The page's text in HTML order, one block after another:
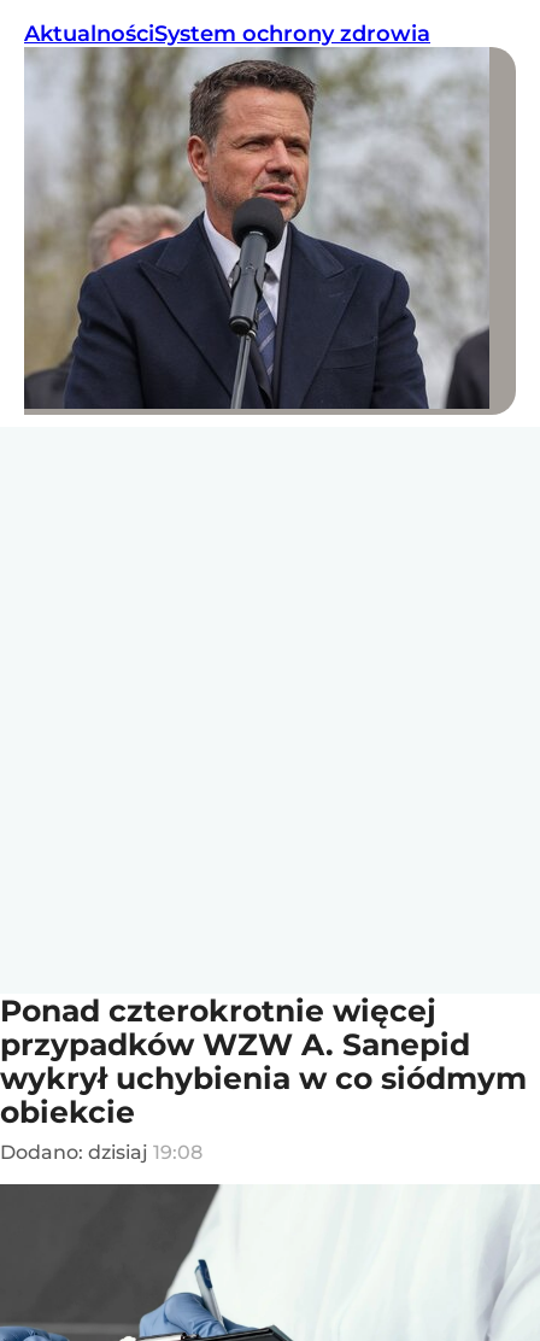
AktualnościSystem ochrony zdrowia
Ponad czterokrotnie więcej
przypadków WZW A. Sanepid
wykrył uchybienia w co siódmym
obiekcie
Dodano: dzisiaj 19:08